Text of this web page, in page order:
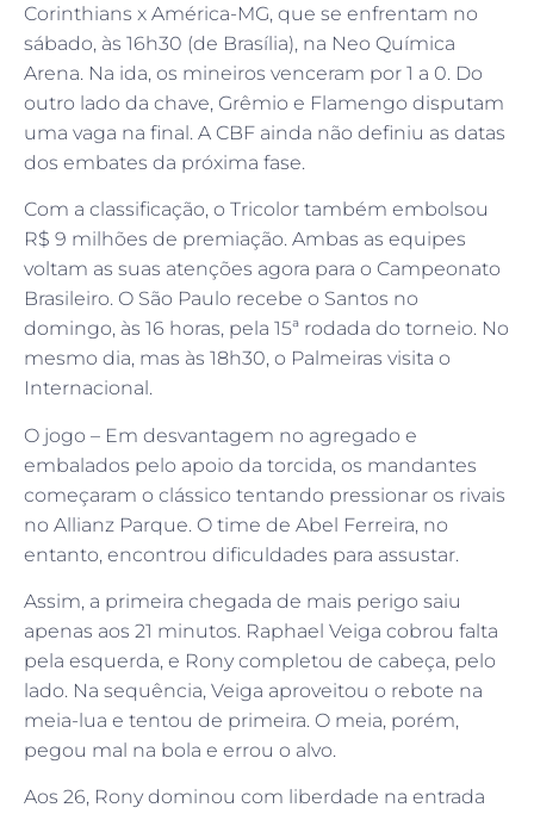
Corinthians x América-MG, que se enfrentam no
sábado, às 16h30 (de Brasília), na Neo Química
Arena. Na ida, os mineiros venceram por 1 a 0. Do
outro lado da chave, Grêmio e Flamengo disputam
uma vaga na final. A CBF ainda não definiu as datas
dos embates da próxima fase.
Com a classificação, o Tricolor também embolsou
R$ 9 milhões de premiação. Ambas as equipes
voltam as suas atenções agora para o Campeonato
Brasileiro. O São Paulo recebe o Santos no
domingo, às 16 horas, pela 15ª rodada do torneio. No
mesmo dia, mas às 18h30, o Palmeiras visita o
Internacional.
O jogo – Em desvantagem no agregado e
embalados pelo apoio da torcida, os mandantes
começaram o clássico tentando pressionar os rivais
no Allianz Parque. O time de Abel Ferreira, no
entanto, encontrou dificuldades para assustar.
Assim, a primeira chegada de mais perigo saiu
apenas aos 21 minutos. Raphael Veiga cobrou falta
pela esquerda, e Rony completou de cabeça, pelo
lado. Na sequência, Veiga aproveitou o rebote na
meia-lua e tentou de primeira. O meia, porém,
pegou mal na bola e errou o alvo.
Aos 26, Rony dominou com liberdade na entrada